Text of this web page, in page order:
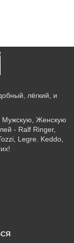
лёгкий, и
Мужскую, Женскую
- Ralf Ringer,
Legre. Keddo,